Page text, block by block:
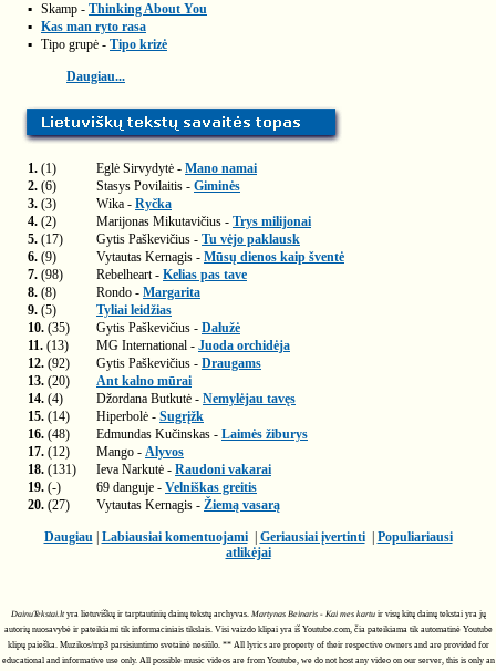
▪ Skamp - Thinking About You
▪ Kas man ryto rasa
▪ Tipo grupė - Tipo krizė
Daugiau...
1. (1) Eglė Sirvydytė - Mano namai
2. (6) Stasys Povilaitis - Giminės
3. (3) Wika - Ryčka
4. (2) Marijonas Mikutavičius - Trys milijonai
5. (17) Gytis Paškevičius - Tu vėjo paklausk
6. (9) Vytautas Kernagis - Mūsų dienos kaip šventė
7. (98) Rebelheart - Kelias pas tave
8. (8) Rondo - Margarita
9. (5)
Tyliai leidžias
10. (35) Gytis Paškevičius - Dalužė
11. (13) MG International - Juoda orchidėja
12. (92) Gytis Paškevičius - Draugams
13. (20)
Ant kalno mūrai
14. (4) Džordana Butkutė - Nemylėjau tavęs
15. (14) Hiperbolė - Sugrįžk
16. (48) Edmundas Kučinskas - Laimės žiburys
17. (12) Mango - Alyvos
18. (131) Ieva Narkutė - Raudoni vakarai
19. (-) 69 danguje - Velniškas greitis
20. (27) Vytautas Kernagis - Žiemą vasarą
Daugiau| Labiausiai komentuojami| Geriausiai įvertinti| Populiariausi
atlikėjai
DainuTekstai.ltyra lietuviškų ir tarptautinių dainų tekstų archyvas. Martynas Beinaris - Kai mes kartuir visų kitų dainų tekstai yra jų
autorių nuosavybė ir pateikiami tik informaciniais tikslais. Visi vaizdo klipai yra iš Youtube.com, čia pateikiama tik automatinė Youtube
klipų paieška. Muzikos/mp3 parsisiuntimo svetainė nesiūlo. ** All lyrics are property of their respective owners and are provided for
educational and informative use only. All possible music videos are from Youtube, we do not host any video on our server, this is only an